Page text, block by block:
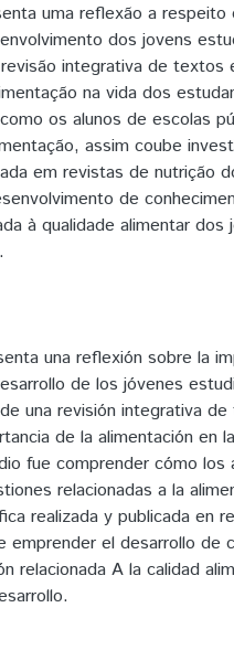
uma reflexão a respeito
dos jovens
integrativa de textos
na vida dos
os alunos de escolas
assim coube
em revistas de nutrição
de
à qualidade alimentar
una reflexión sobre la
de los jóvenes
una revisión integrativa
de la alimentación en
fue comprender cómo los
relacionadas a la
realizada y publicada en
emprender el desarrollo de
relacionada A la calidad